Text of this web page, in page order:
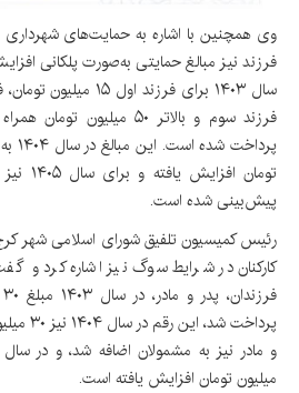
وی همچنین با اشاره به حمایت‌های شهرداری
فرزند نیز مبالغ حمایتی به‌صورت پلکانی
فرزند سوم و بالاتر ۵۰
پیش‌بینی شده است.
رئیس کمیسیون تلفیق شورای اسلامی شهر کرج
کارکنان در شرایط سوگ نیز اشاره کرد و
پرداخت
میلیون تومان افزایش یافته است.